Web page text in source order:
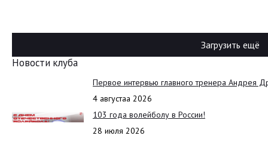
Загрузить ещё
Новости клуба
Первое интервью главного тренера Андрея
4 августаа 2026
103 года волейболу в России!
28 июля 2026